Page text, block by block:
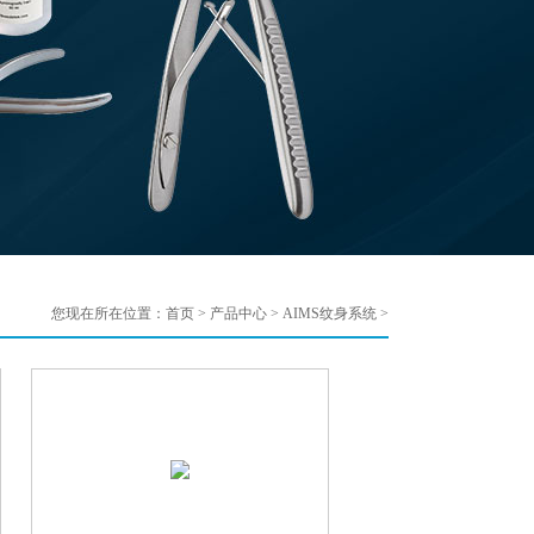
您现在所在位置： 首页 > 产品中心 > AIMS纹身系统 >